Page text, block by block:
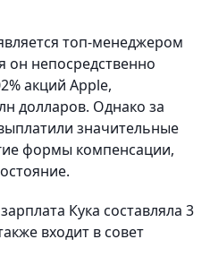
топ-менеджером
он непосредственно
акций Apple,
долларов. Однако за
значительные
формы компенсации,
Кука составляла 3
входит в совет